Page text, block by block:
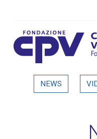
Proprietà
delle
NEWS